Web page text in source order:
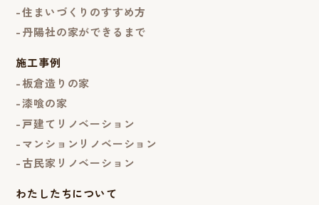
住まいづくりのすすめ方
丹陽社の家ができるまで
施工事例
板倉造りの家
漆喰の家
戸建てリノベーション
マンションリノベーション
古民家リノベーション
わたしたちについて